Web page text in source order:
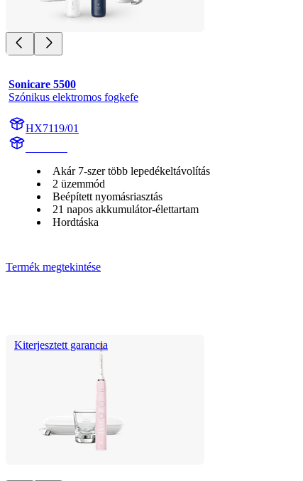
Sonicare 5500
Szónikus elektromos fogkefe
HX7119/01
Akár 7-szer több lepedékeltávolítás
2 üzemmód
Beépített nyomásriasztás
21 napos akkumulátor-élettartam
Hordtáska
Termék megtekintése
Kiterjesztett garancia